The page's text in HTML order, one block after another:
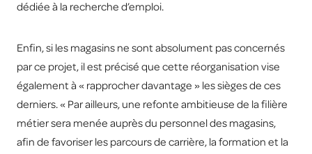
dédiée à la recherche d’emploi.
Enfin, si les magasins ne sont absolument pas concernés
par ce projet, il est précisé que cette réorganisation vise
également à « rapprocher davantage » les sièges de ces
derniers. « Par ailleurs, une refonte ambitieuse de la filière
métier sera menée auprès du personnel des magasins,
afin de favoriser les parcours de carrière, la formation et la